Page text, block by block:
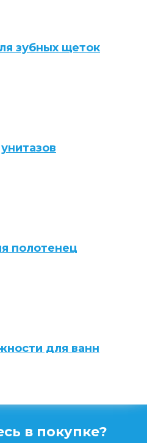
зубных щеток
полотенец
для ванн
в покупке?